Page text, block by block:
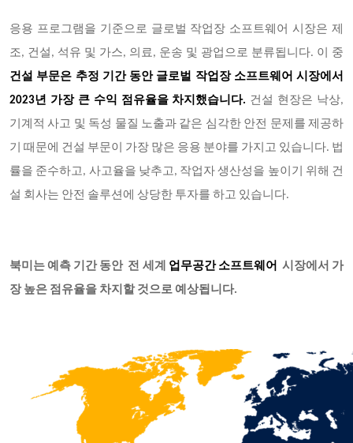
응용 프로그램을 기준으로 글로벌 작업장 소프트웨어 시장은 제
조, 건설, 석유 및 가스, 의료, 운송 및 광업으로 분류됩니다. 이 중
건설 부문은 추정 기간 동안 글로벌 작업장 소프트웨어 시장에서
2023년 가장 큰 수익 점유율을 차지했습니다. 건설 현장은 낙상,
기계적 사고 및 독성 물질 노출과 같은 심각한 안전 문제를 제공하
기 때문에 건설 부문이 가장 많은 응용 분야를 가지고 있습니다. 법
률을 준수하고, 사고율을 낮추고, 작업자 생산성을 높이기 위해 건
설 회사는 안전 솔루션에 상당한 투자를 하고 있습니다.
북미는 예측 기간 동안 전 세계 업무공간 소프트웨어 시장에서 가
장 높은 점유율을 차지할 것으로 예상됩니다.